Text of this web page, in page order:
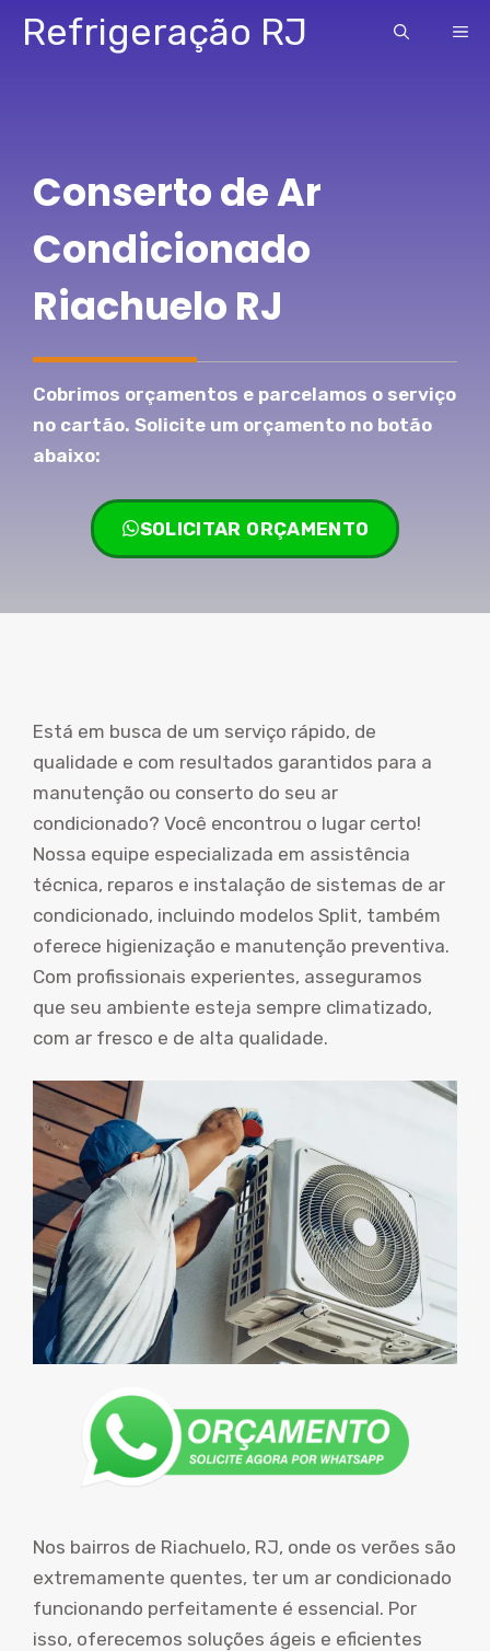
Pular
paraRefrigeração RJ
Conserto de Ar
Condicionado
Riachuelo RJ
Cobrimos orçamentos e parcelamos o serviço
no cartão. Solicite um orçamento no botão
abaixo:
SOLICITAR ORÇAMENTO
Está em busca de um serviço rápido, de
qualidade e com resultados garantidos para a
manutenção ou conserto do seu ar
condicionado? Você encontrou o lugar certo!
Nossa equipe especializada em assistência
técnica, reparos e instalação de sistemas de ar
condicionado, incluindo modelos Split, também
oferece higienização e manutenção preventiva.
Com profissionais experientes, asseguramos
que seu ambiente esteja sempre climatizado,
com ar fresco e de alta qualidade.
Nos bairros de Riachuelo, RJ, onde os verões são
extremamente quentes, ter um ar condicionado
funcionando perfeitamente é essencial. Por
isso, oferecemos soluções ágeis e eficientes